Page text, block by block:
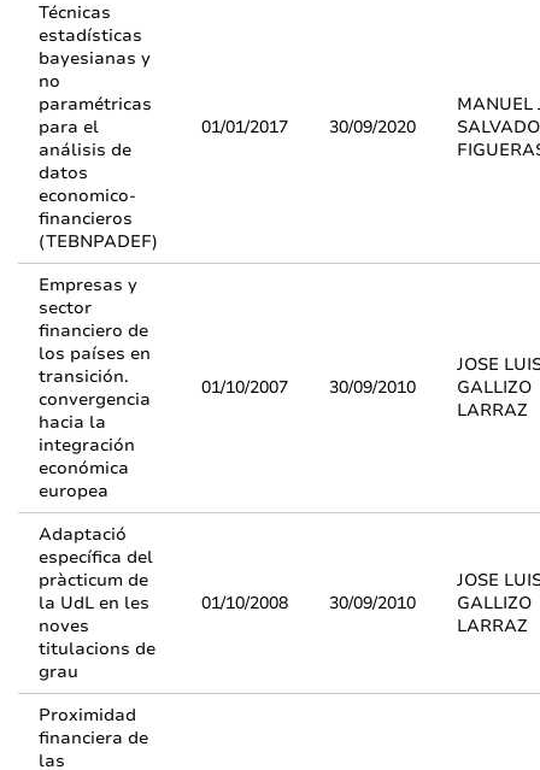
Técnicas
estadísticas
bayesianas y
no
paramétricas
para el
análisis de
datos
economico-
financieros
(TEBNPADEF)
01/01/2017 30/09/2020
MANUEL
Empresas y
sector
financiero de
los países en
transición.
convergencia
hacia la
integración
económica
europea
01/10/2007 30/09/2010
JOSE
GALLIZO
LARRAZ
Adaptació
específica del
pràcticum de
la UdL en les
noves
titulacions de
grau
01/10/2008 30/09/2010
JOSE
GALLIZO
LARRAZ
Proximidad
financiera de
las